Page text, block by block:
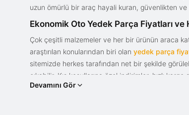
uzun ömürlü bir araç hayali kuran, güvenlikten
Ekonomik Oto Yedek Parça Fiyatları ve
Çok çeşitli malzemeler ve her bir ürünün araca
araştırılan konularından biri olan yedek parça
sitemizde herkes tarafından net bir şekilde
çıkabilir. Kış koşullarına özel indirimler, hızlı
bir tasarım ve güce sahip olan aracınızın
Devamını Gör